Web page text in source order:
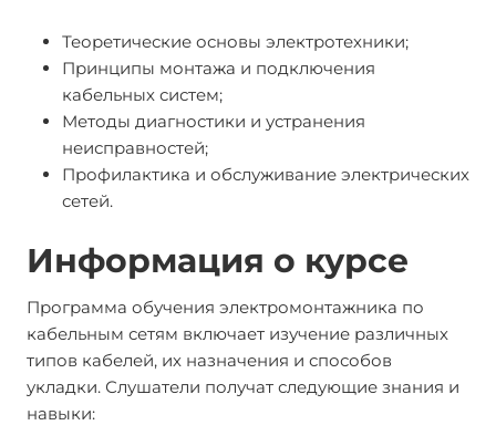
Теоретические основы электротехники;
Принципы монтажа и подключения
кабельных систем;
Методы диагностики и устранения
неисправностей;
Профилактика и обслуживание электрических
сетей.
Информация о курсе
Программа обучения электромонтажника по
кабельным сетям включает изучение различных
типов кабелей, их назначения и способов
укладки. Слушатели получат следующие знания и
навыки: